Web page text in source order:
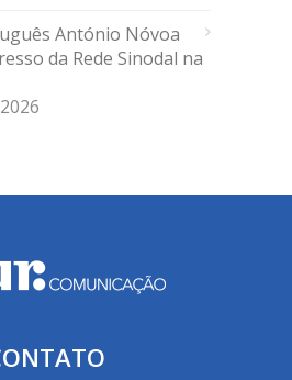
António Nóvoa
da Rede Sinodal na